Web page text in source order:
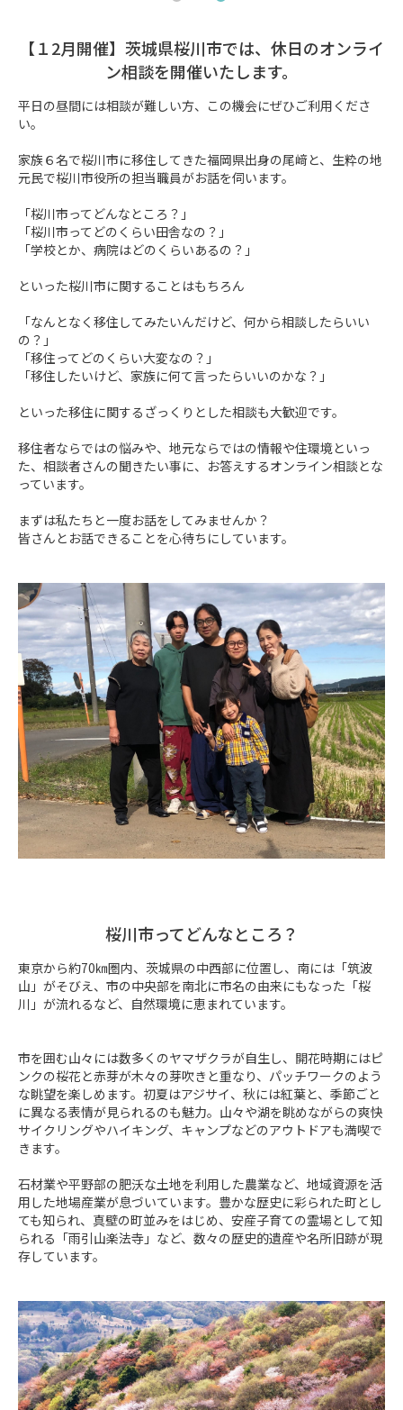
【１2月開催】茨城県桜川市では、休日のオンライ
ン相談を開催いたします。
平日の昼間には相談が難しい方、この機会にぜひご利用くださ
い。
家族６名で桜川市に移住してきた福岡県出身の尾﨑と、生粋の地
元民で桜川市役所の担当職員がお話を伺います。
「桜川市ってどんなところ？」
「桜川市ってどのくらい田舎なの？」
「学校とか、病院はどのくらいあるの？」
といった桜川市に関することはもちろん
「なんとなく移住してみたいんだけど、何から相談したらいい
の？」
「移住ってどのくらい大変なの？」
「移住したいけど、家族に何て言ったらいいのかな？」
といった移住に関するざっくりとした相談も大歓迎です。
移住者ならではの悩みや、地元ならではの情報や住環境といっ
た、相談者さんの聞きたい事に、お答えするオンライン相談とな
っています。
まずは私たちと一度お話をしてみませんか？
皆さんとお話できることを心待ちにしています。
桜川市ってどんなところ？
東京から約70㎞圏内、茨城県の中西部に位置し、南には「筑波
山」がそびえ、市の中央部を南北に市名の由来にもなった「桜
川」が流れるなど、自然環境に恵まれています。
市を囲む山々には数多くのヤマザクラが自生し、開花時期にはピ
ンクの桜花と赤芽が木々の芽吹きと重なり、パッチワークのよう
な眺望を楽しめます。初夏はアジサイ、秋には紅葉と、季節ごと
に異なる表情が見られるのも魅力。山々や湖を眺めながらの爽快
サイクリングやハイキング、キャンプなどのアウトドアも満喫で
きます。
石材業や平野部の肥沃な土地を利用した農業など、地域資源を活
用した地場産業が息づいています。豊かな歴史に彩られた町とし
ても知られ、真壁の町並みをはじめ、安産子育ての霊場として知
られる「雨引山楽法寺」など、数々の歴史的遺産や名所旧跡が現
存しています。